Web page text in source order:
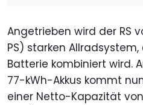
Angetrieben wird der RS
PS) starken
Batterie kombiniert wird.
77-kWh-Akkus kommt
einer Netto-Kapazität